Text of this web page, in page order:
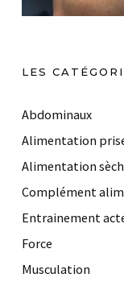
LES
Abdominaux
Alimentation
Alimentation
Complément
Entrainement
Force
Musculation